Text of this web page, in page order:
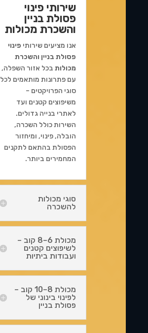
שירותי פינוי
פסולת בניין
והשכרת מכולות
אנו מציעים שירותי פינוי
פסולת בניין והשכרת
מכולותבכל אזור השפלה,
עם פתרונות מותאמים לכל
סוגי הפרויקטים –
משיפוצים קטנים ועד
לאתרי בנייה גדולים.
השירות כולל השכרה,
הובלה, פינוי, ומיחזור
הפסולת בהתאם לתקנים
המחמירים ביותר.
סוגי מכולות
להשכרה
מכולת 6–8 קוב –
לשיפוצים קטנים
ועבודות ביתיות
מכולת 8–10 קוב –
לפינוי בינוני של
פסולת בניין